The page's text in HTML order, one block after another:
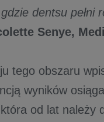
dentsu pełni
Senye,
tego obszaru
wyników
od lat należy